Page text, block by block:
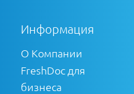
Информация
О Компании
FreshDoc для
бизнеса